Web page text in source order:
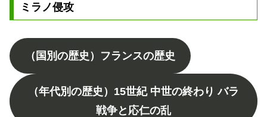
ミラノ侵攻
（国別の歴史）フランスの歴史
（年代別の歴史）15世紀 中世の終わり バラ
戦争と応仁の乱